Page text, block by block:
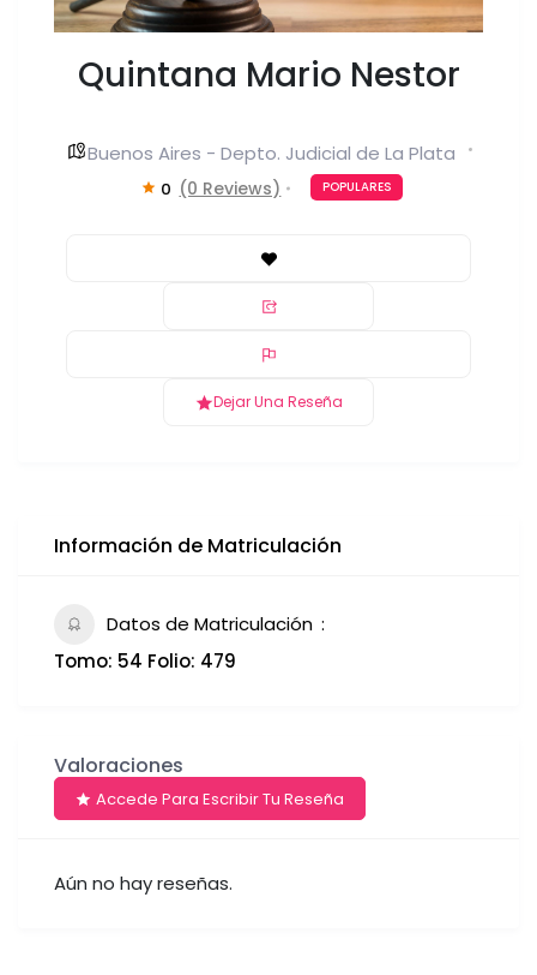
Quintana Mario Nestor
Buenos Aires - Depto. Judicial de La Plata
0 (0 Reviews) POPULARES
Dejar Una Reseña
Información de Matriculación
Datos de Matriculación
Tomo: 54 Folio: 479
Valoraciones
Accede Para Escribir Tu Reseña
Aún no hay reseñas.